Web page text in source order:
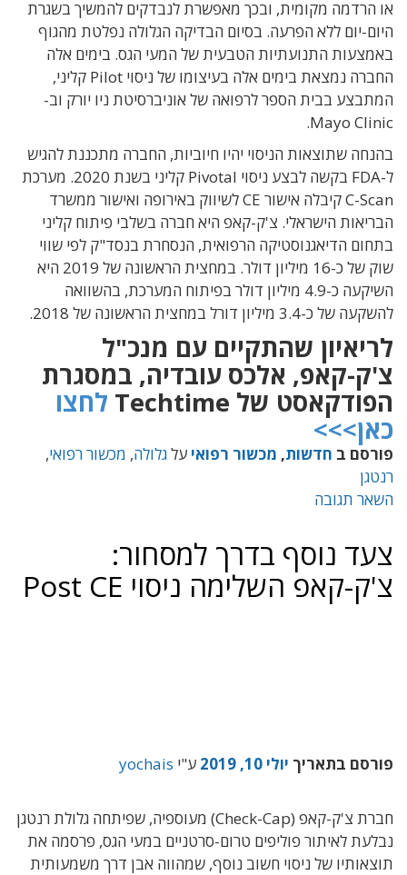
או הרדמה מקומית, ובכך מאפשרת לנבדקים להמשיך בשגרת
היום-יום ללא הפרעה. בסיום הבדיקה הגלולה נפלטת מהגוף
באמצעות התנועתיות הטבעית של המעי הגס. בימים אלה
החברה נמצאת בימים אלה בעיצומו של ניסוי Pilot קליני,
המתבצע בבית הספר לרפואה של אוניברסיטת ניו יורק וב-
Mayo Clinic.
בהנחה שתוצאות הניסוי יהיו חיוביות, החברה מתכננת להגיש
ל-FDA בקשה לבצע ניסוי Pivotal קליני בשנת 2020. מערכת
C-Scan קיבלה אישור CE לשיווק באירופה ואישור ממשרד
הבריאות הישראלי. צ'ק-קאפ היא חברה בשלבי פיתוח קליני
בתחום הדיאגנוסטיקה הרפואית, הנסחרת בנסד"ק לפי שווי
שוק של כ-16 מיליון דולר. במחצית הראשונה של 2019 היא
השיקעה כ-4.9 מיליון דולר בפיתוח המערכת, בהשוואה
להשקעה של כ-3.4 מיליון דורל במחצית הראשונה של 2018.
לריאיון שהתקיים עם מנכ"ל
צ'ק-קאפ, אלכס עובדיה, במסגרת
הפודקאסט של Techtime לחצו
כאן>>>
פורסם ב חדשות, מכשור רפואי עלגלולה, מכשור רפואי,
רנטגן
השאר תגובה
צעד נוסף בדרך למסחור:
צ'ק-קאפ השלימה ניסוי Post CE
פורסם בתאריך יולי 10, 2019 ע"י yochais
חברת צ'ק-קאפ (Check-Cap) מעוספיה, שפיתחה גלולת רנטגן
נבלעת לאיתור פוליפים טרום-סרטניים במעי הגס, פרסמה את
תוצאותיו של ניסוי חשוב נוסף, שמהווה אבן דרך משמעותית